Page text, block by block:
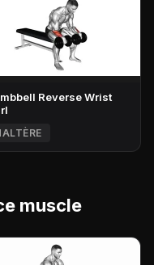
Reverse Wrist
muscle